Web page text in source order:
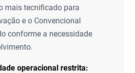
mais tecnificado para
e o Convencional
conforme a necessidade
operacional restrita: